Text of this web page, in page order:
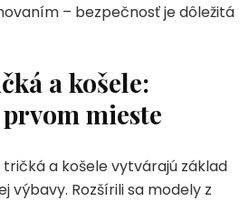
– bezpečnosť je dôležitá
a košele:
mieste
a košele vytvárajú základ
výbavy. Rozšírili sa modely z